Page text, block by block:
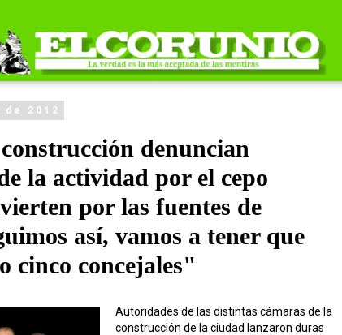
2012
denuncian
la actividad por el cepo
por las fuentes de
así, vamos a tener que
cinco concejales"
Autoridades de las distintas cámaras de la
construcción de la ciudad lanzaron duras